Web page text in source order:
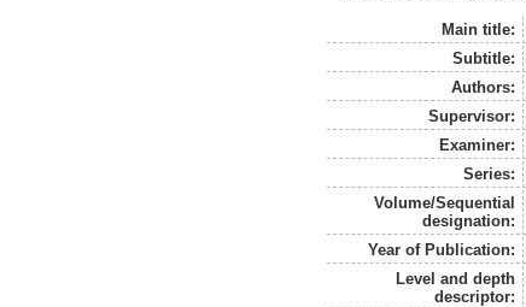
Main title:
Subtitle:
Authors:
Supervisor:
Examiner:
Series:
Volume/Sequential
designation:
Year of Publication:
Level and depth
descriptor: